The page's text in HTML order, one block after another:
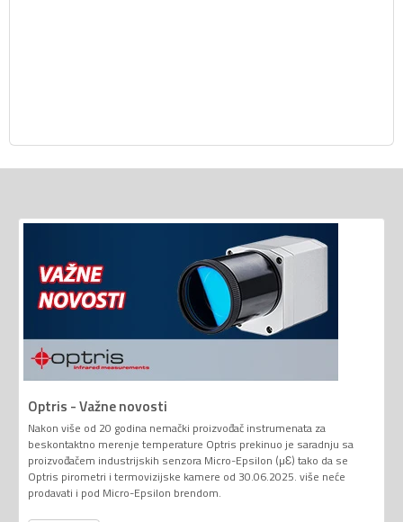
Optris - Važne novosti
Nakon više od 20 godina nemački proizvođač instrumenata za
beskontaktno merenje temperature Optris prekinuo je saradnju sa
proizvođačem industrijskih senzora Micro-Epsilon (µƐ) tako da se
Optris pirometri i termovizijske kamere od 30.06.2025. više neće
prodavati i pod Micro-Epsilon brendom.